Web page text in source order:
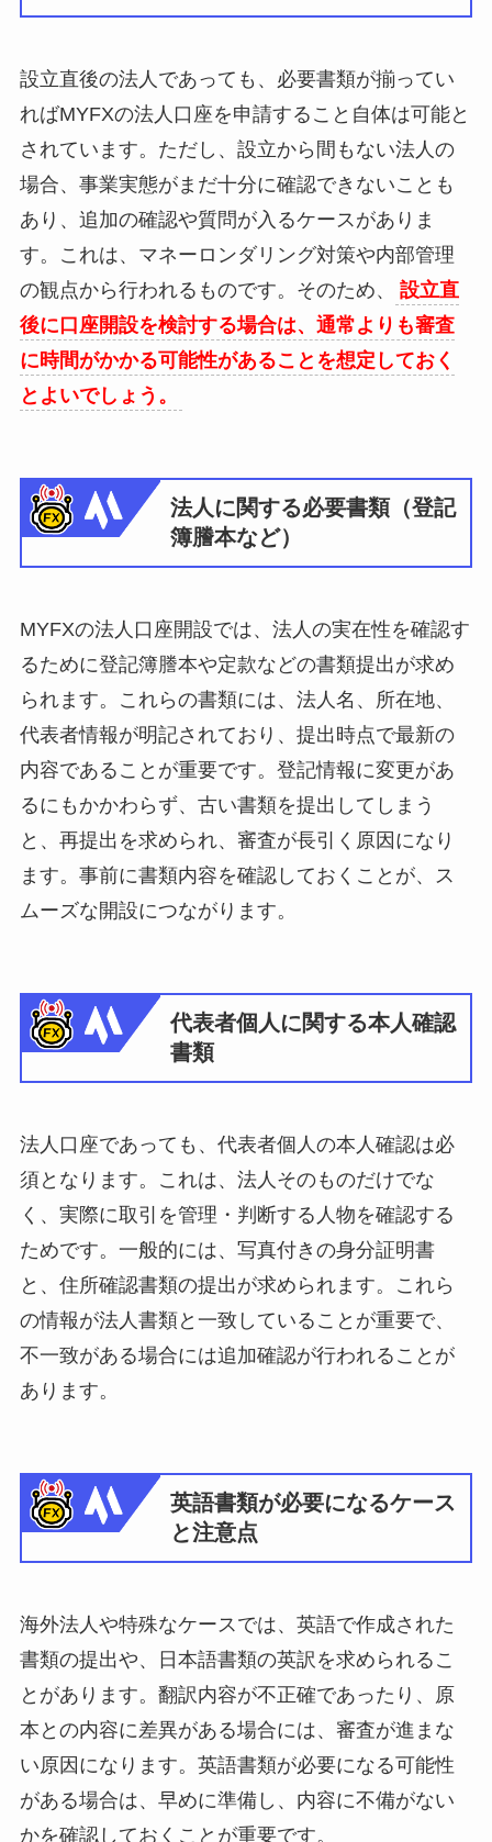
設立直後の法人であっても、必要書類が揃ってい
ればMYFXの法人口座を申請すること自体は可能と
されています。ただし、設立から間もない法人の
場合、事業実態がまだ十分に確認できないことも
あり、追加の確認や質問が入るケースがありま
す。これは、マネーロンダリング対策や内部管理
の観点から行われるものです。そのため、
設立直
後に口座開設を検討する場合は、通常よりも審査
に時間がかかる可能性があることを想定しておく
とよいでしょう。
法人に関する必要書類（登記
簿謄本など）
MYFXの法人口座開設では、法人の実在性を確認す
るために登記簿謄本や定款などの書類提出が求め
られます。これらの書類には、法人名、所在地、
代表者情報が明記されており、提出時点で最新の
内容であることが重要です。登記情報に変更があ
るにもかかわらず、古い書類を提出してしまう
と、再提出を求められ、審査が長引く原因になり
ます。事前に書類内容を確認しておくことが、ス
ムーズな開設につながります。
代表者個人に関する本人確認
書類
法人口座であっても、代表者個人の本人確認は必
須となります。これは、法人そのものだけでな
く、実際に取引を管理・判断する人物を確認する
ためです。一般的には、写真付きの身分証明書
と、住所確認書類の提出が求められます。これら
の情報が法人書類と一致していることが重要で、
不一致がある場合には追加確認が行われることが
あります。
英語書類が必要になるケース
と注意点
海外法人や特殊なケースでは、英語で作成された
書類の提出や、日本語書類の英訳を求められるこ
とがあります。翻訳内容が不正確であったり、原
本との内容に差異がある場合には、審査が進まな
い原因になります。英語書類が必要になる可能性
がある場合は、早めに準備し、内容に不備がない
かを確認しておくことが重要です。